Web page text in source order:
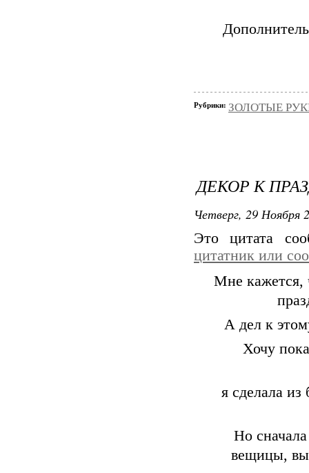
Рубрики: ЗОЛОТЫЕ
ДЕКОР К
Четверг, 29 Ноября
Это цитата
цитатник или
Мне кажется,
А дел к
Хочу
я сделала из
Но
вещицы,